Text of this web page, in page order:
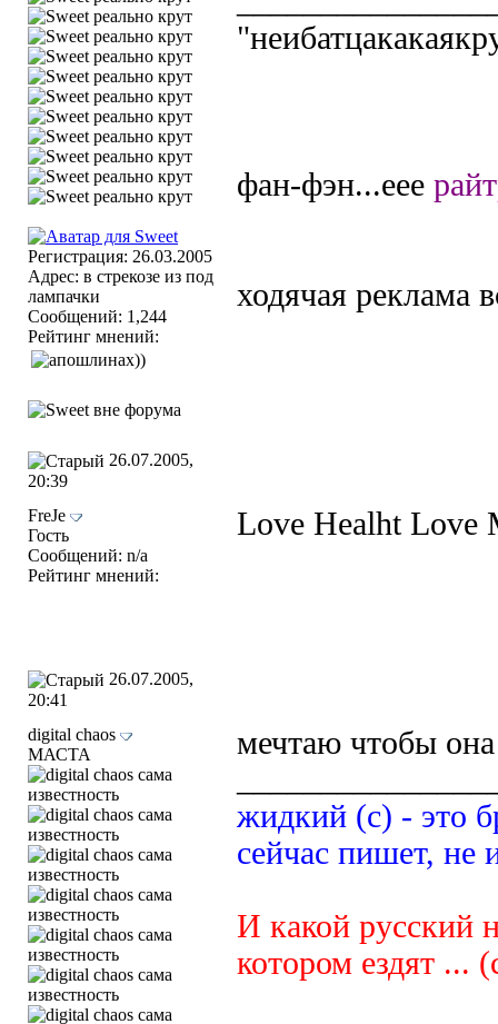
Регистрация: 26.03.2005
Адрес: в стрекозе из под
лампачки
Сообщений: 1,244
Рейтинг мнений:
фан-фэн...еее райт
ходячая реклама
26.07.2005,
20:39
FreJe
Гость
Сообщений: n/a
Рейтинг мнений:
Love Healht
26.07.2005,
20:41
digital chaos
МАСТА
мечтаю чтобы
жидкий (с) - это
сейчас пишет, не
И какой русский
котором ездят ...